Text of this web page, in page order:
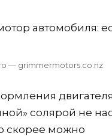
— grimmermotors.co.nz
двигателя
солярой не
скорее можно